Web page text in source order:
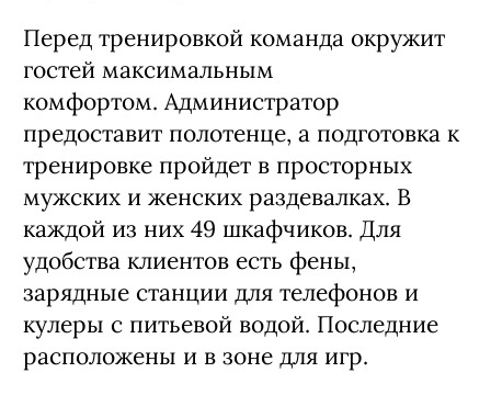
Перед тренировкой команда окружит
гостей максимальным
комфортом. Администратор
предоставит полотенце, а подготовка к
тренировке пройдет в просторных
мужских и женских раздевалках. В
каждой из них 49 шкафчиков. Для
удобства клиентов есть фены,
зарядные станции для телефонов и
кулеры с питьевой водой. Последние
расположены и в зоне для игр.